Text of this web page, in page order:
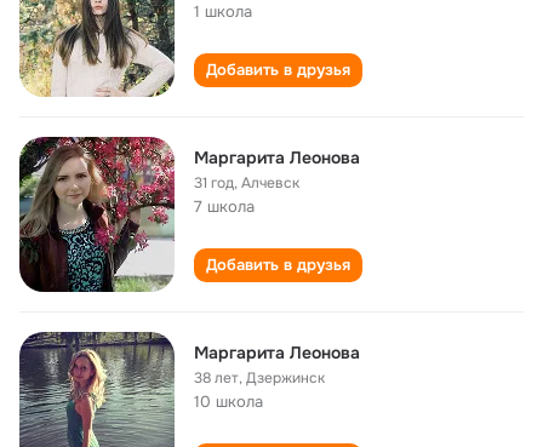
1 школа
Добавить в друзья
Маргарита Леонова
31 год,Алчевск
7 школа
Добавить в друзья
Маргарита Леонова
38 лет,Дзержинск
10 школа